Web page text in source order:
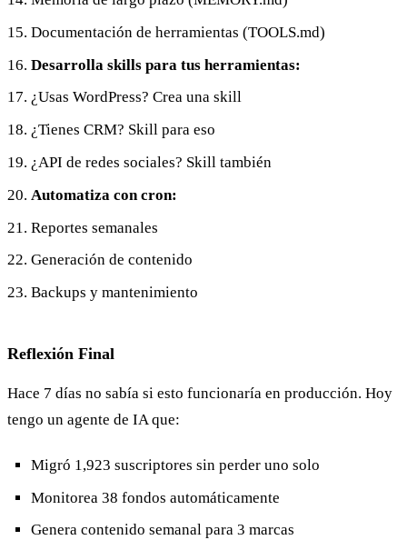
Documentación de herramientas (TOOLS.md)
Desarrolla skills para tus herramientas:
¿Usas WordPress? Crea una skill
¿Tienes CRM? Skill para eso
¿API de redes sociales? Skill también
Automatiza con cron:
Reportes semanales
Generación de contenido
Backups y mantenimiento
Reflexión Final
Hace 7 días no sabía si esto funcionaría en producción. Hoy
tengo un agente de IA que:
Migró 1,923 suscriptores sin perder uno solo
Monitorea 38 fondos automáticamente
Genera contenido semanal para 3 marcas